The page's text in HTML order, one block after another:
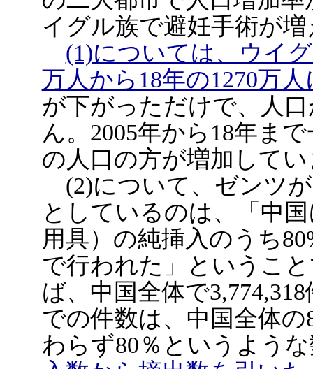
イグル族で避妊手術が
(1)については、ウイ
万人から18年の1270万
が下がっただけで、人
ん。2005年から18年ま
の人口の方が増加して
(2)について、ゼンツ
としているのは、「中
用具）の純挿入のうち
で行われた」というこ
ば、中国全体で
での件数は、中国全体
わらず80％というよう